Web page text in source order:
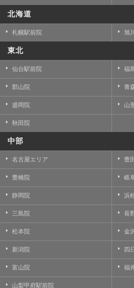
北海道
札幌駅前院 旭
東北
仙台駅前院 福
郡山院 青
盛岡院 山
秋田院
中部
名古屋エリア 豊
豊橋院 岐
静岡院 浜
三島院 長
松本院 金
新潟院 四
富山院 福
山梨甲府駅前院